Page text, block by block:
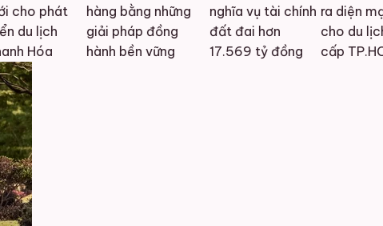
hàng bằng những
giải pháp đồng
hành bền vững
nghĩa vụ tài chính
đất đai hơn
17.569 tỷ đồng
ra diện mạo mới
cho du lịch cao
cấp TP.HCM